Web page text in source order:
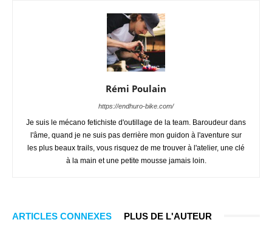
Rémi Poulain
https://endhuro-bike.com/
Je suis le mécano fetichiste d'outillage de la team. Baroudeur dans
l'âme, quand je ne suis pas derrière mon guidon à l'aventure sur
les plus beaux trails, vous risquez de me trouver à l'atelier, une clé
à la main et une petite mousse jamais loin.
ARTICLES CONNEXES PLUS DE L'AUTEUR